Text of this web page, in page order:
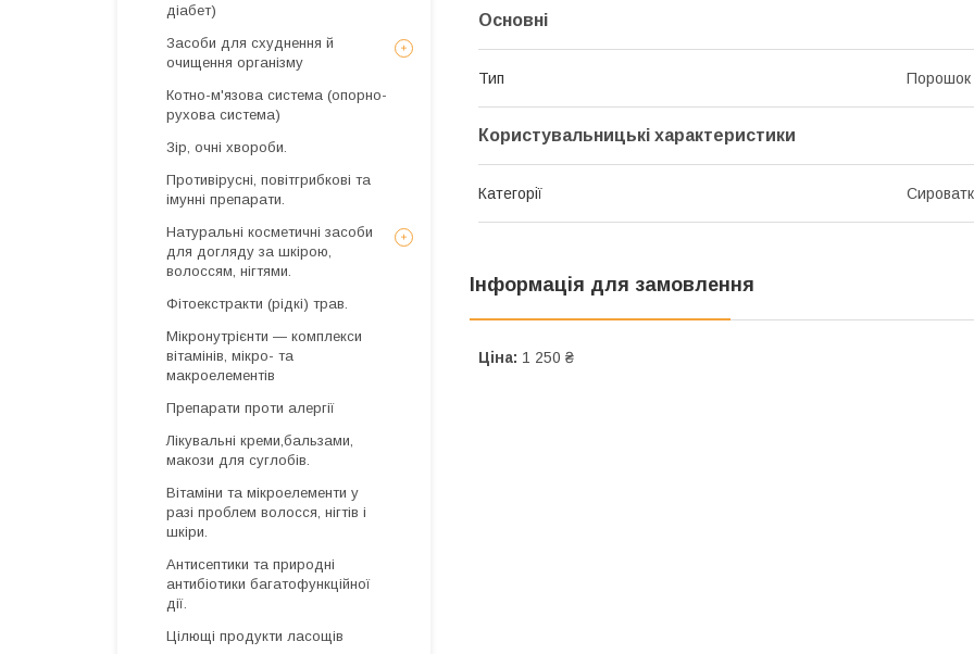
Основні
Тип Порошок
Користувальницькі характеристики
Категорії
Інформація для замовлення
Ціна: 1 250 ₴
діабет)
Засоби для схуднення й
очищення організму
Котно-м'язова система (опорно-
рухова система)
Зір, очні хвороби.
Противірусні, повітгрибкові та
імунні препарати.
Натуральні косметичні засоби
для догляду за шкірою,
волоссям, нігтями.
Фітоекстракти (рідкі) трав.
Мікронутрієнти — комплекси
вітамінів, мікро- та
макроелементів
Препарати проти алергії
Лікувальні креми,бальзами,
макози для суглобів.
Вітаміни та мікроелементи у
разі проблем волосся, нігтів і
шкіри.
Антисептики та природні
антибіотики багатофункційної
дії.
Цілющі продукти ласощів